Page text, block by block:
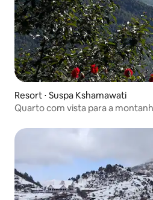
Resort ⋅ Suspa Kshamawati
Quarto com vista para a